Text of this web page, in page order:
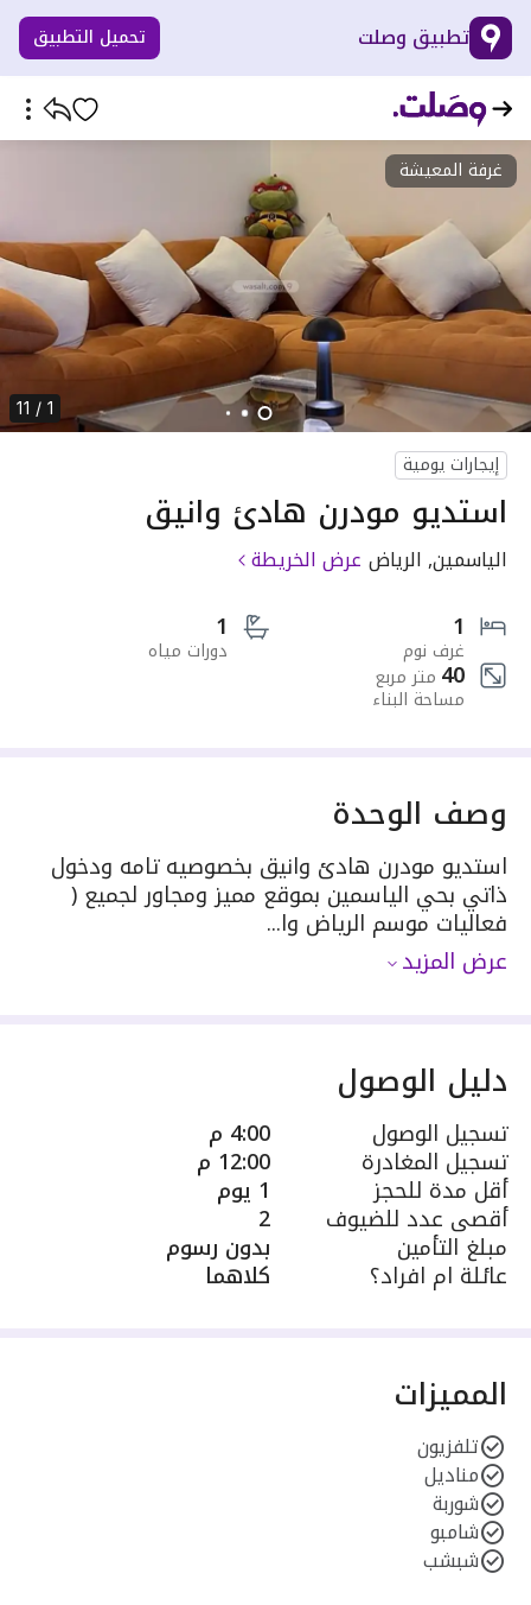
تطبيق وصلت تحميل التطبيق
غرفة المعيشة
1 / 11
إيجارات يومية
استديو مودرن هادئ وانيق
الياسمين, الرياض عرض الخريطة
1
غرف نوم
1
دورات مياه
40 متر مربع
مساحة البناء
وصف الوحدة
استديو مودرن هادئ وانيق بخصوصيه تامه ودخول
ذاتي بحي الياسمين بموقع مميز ومجاور لجميع (
فعاليات موسم الرياض وا...
عرض المزيد
دليل الوصول
تسجيل الوصول 4:00 م
تسجيل المغادرة 12:00 م
أقل مدة للحجز 1 يوم
أقصى عدد للضيوف 2
مبلغ التأمين بدون رسوم
عائلة ام افراد؟ كلاهما
المميزات
تلفزيون
مناديل
شوربة
شامبو
شبشب